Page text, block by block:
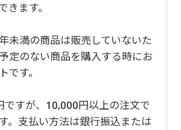
きます。
未満の商品は販売していないた
定のない商品を購入する時にお
です。
ですが、10,000円以上の注文で
。支払い方法は銀行振込または